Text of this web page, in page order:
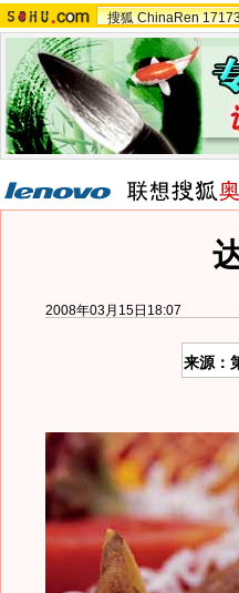
搜狐 ChinaRen
2008年03月15日18:07
来源：